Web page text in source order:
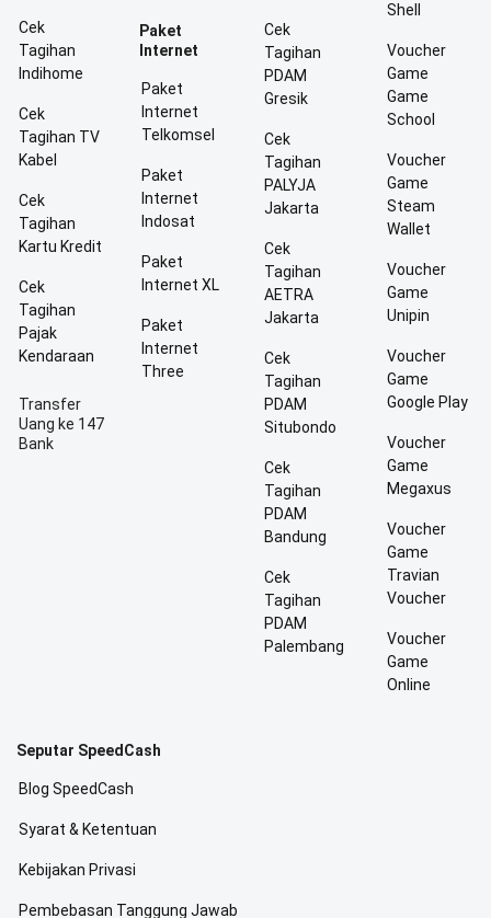
Cek
Tagihan
Indihome
Cek
Tagihan TV
Kabel
Cek
Tagihan
Kartu Kredit
Cek
Tagihan
Pajak
Kendaraan
Transfer
Uang ke 147
Bank
Paket
Internet
Paket
Internet
Telkomsel
Paket
Internet
Indosat
Paket
Internet XL
Paket
Internet
Three
Cek
Tagihan
PDAM
Gresik
Cek
Tagihan
PALYJA
Jakarta
Cek
Tagihan
AETRA
Jakarta
Cek
Tagihan
PDAM
Situbondo
Cek
Tagihan
PDAM
Bandung
Cek
Tagihan
PDAM
Palembang
Shell
Voucher
Game
Game
School
Voucher
Game
Steam
Wallet
Voucher
Game
Unipin
Voucher
Game
Google Play
Voucher
Game
Megaxus
Voucher
Game
Travian
Voucher
Voucher
Game
Online
Seputar SpeedCash
Blog SpeedCash
Syarat & Ketentuan
Kebijakan Privasi
Pembebasan Tanggung Jawab